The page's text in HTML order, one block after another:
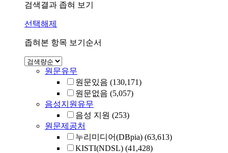
검색결과 좁혀 보기
선택해제
좁혀본 항목 보기순서
원문유무
원문있음 (130,171)
원문없음 (5,057)
음성지원유무
음성 지원 (253)
원문제공처
누리미디어(DBpia) (63,613)
KISTI(NDSL) (41,428)